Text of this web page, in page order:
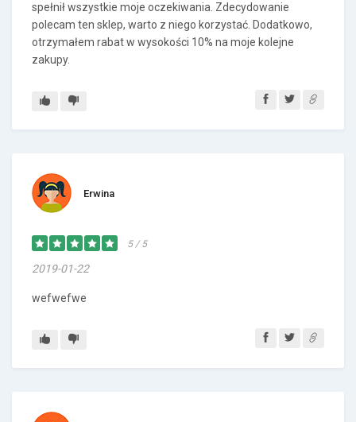
spełnił wszystkie moje oczekiwania. Zdecydowanie
polecam ten sklep, warto z niego korzystać. Dodatkowo,
otrzymałem rabat w wysokości 10% na moje kolejne
zakupy.
Erwina
5 / 5
2019-01-22
wefwefwe